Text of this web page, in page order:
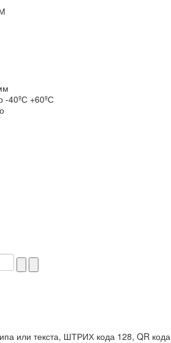
-40ºС +60ºС
или текста, ШТРИХ кода 128, QR